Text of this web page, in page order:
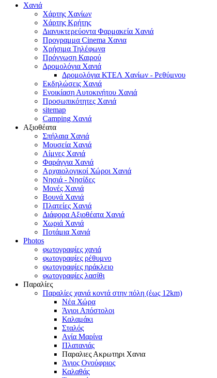
Χανιά
Χάρτης Χανίων
Χάρτης Κρήτης
Διανυκτερεύοντα Φαρμακεία Χανιά
Προγραμμα Cinema Χανια
Χρήσιμα Τηλέφωνα
Πρόγνωση Καιρού
Δρομολόγια Χανιά
Δρομολόγια ΚΤΕΛ Χανίων - Ρεθύμνου
Εκδηλώσεις Χανιά
Ενοικίαση Αυτοκινήτου Χανιά
Προσωπικότητες Χανιά
sitemap
Camping Χανιά
Αξιοθέατα
Σπήλαια Χανιά
Μουσεία Χανιά
Λίμνες Χανιά
Φαράγγια Χανιά
Αρχαιολογικοί Χώροι Χανιά
Νησιά - Νησίδες
Μονές Χανιά
Βουνά Χανιά
Πλατείες Χανιά
Διάφορα Αξιοθέατα Χανιά
Χωριά Χανιά
Ποτάμια Χανιά
Photos
φωτογραφίες χανιά
φωτογραφίες ρέθυμνο
φωτογραφίες ηράκλειο
φωτογραφίες λασίθι
Παραλίες
Παραλίες χανιά κοντά στην πόλη (έως 12km)
Νέα Χώρα
Άγιοι Απόστολοι
Καλαμάκι
Σταλός
Αγία Μαρίνα
Πλατανιάς
Παραλιες Ακρωτηρι Χανια
Άγιος Ονούφριος
Καλαθάς